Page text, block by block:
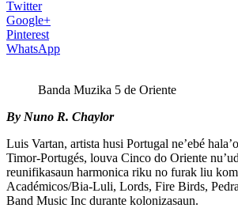
Twitter
Google+
Pinterest
WhatsApp
Banda Muzika 5 de Oriente
By Nuno R. Chaylor
Luis Vartan, artista husi Portugal ne’ebé
Timor-Portugés, louva Cinco do Oriente
reunifikasaun harmonica riku no furak liu
Académicos/Bia-Luli, Lords, Fire Birds,
Band Music Inc durante kolonizasaun.